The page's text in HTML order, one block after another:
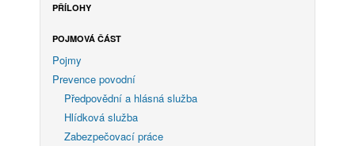
PŘÍLOHY
POJMOVÁ ČÁST
Pojmy
Prevence povodní
Předpovědní a hlásná služba
Hlídková služba
Zabezpečovací práce